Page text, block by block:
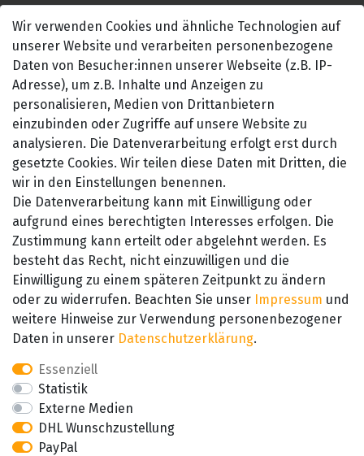
Impressum
AGB
Datenschutzerklärung
Barrierefreiheitserklärung
Widerrufsrecht
Kontakt
SEHR GUT
4.89 / 5
aus 657 Bewertungen
bei: amazon.de,
amazon.fr, amazon.it
Wir verwenden Cookies und ähnliche Technologien auf
unserer Website und verarbeiten personenbezogene
Daten von Besucher:innen unserer Webseite (z.B. IP-
Adresse), um z.B. Inhalte und Anzeigen zu
personalisieren, Medien von Drittanbietern
einzubinden oder Zugriffe auf unsere Website zu
analysieren. Die Datenverarbeitung erfolgt erst durch
gesetzte Cookies. Wir teilen diese Daten mit Dritten, die
wir in den Einstellungen benennen.
Die Datenverarbeitung kann mit Einwilligung oder
aufgrund eines berechtigten Interesses erfolgen. Die
Zustimmung kann erteilt oder abgelehnt werden. Es
besteht das Recht, nicht einzuwilligen und die
Einwilligung zu einem späteren Zeitpunkt zu ändern
oder zu widerrufen. Beachten Sie unser Impressum und
weitere Hinweise zur Verwendung personenbezogener
Daten in unserer Daten­schutz­erklärung.
Essenziell
Statistik
Externe Medien
DHL Wunschzustellung
PayPal